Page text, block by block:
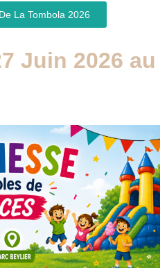
La Tombola 2026
Juin 2026 au